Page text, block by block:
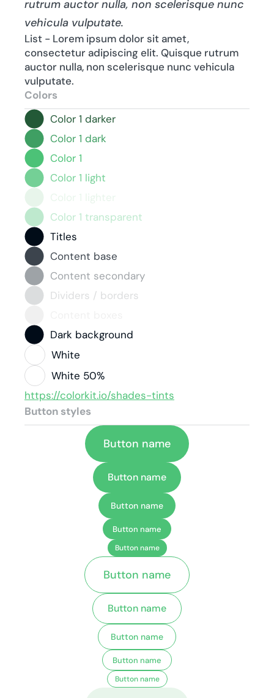
rutrum auctor nulla, non scelerisque nunc
vehicula vulputate.
List - Lorem ipsum dolor sit amet,
consectetur adipiscing elit. Quisque rutrum
auctor nulla, non scelerisque nunc vehicula
vulputate.
Colors
Color 1 darker
Color 1 dark
Color 1
Color 1 light
Color 1 transparent
Titles
Content base
Content secondary
Dividers / borders
Dark background
White
White 50%
https://colorkit.io/shades-tints
Button styles
Button name
Button name
Button name
Button name
Button name
Button name
Button name
Button name
Button name
Button name